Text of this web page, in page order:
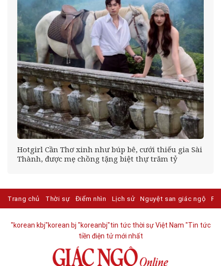
Hotgirl Cần Thơ xinh như búp bê, cưới thiếu gia Sài
Thành, được mẹ chồng tặng biệt thự trăm tỷ
Trang chủ Thời sự Điểm nhìn Lịch sử Nguyệt san giác ngộ
"korean kbj​"korean bj "koreanbj​"tin tức thời sự Việt Nam "Tin tức
tiền điện tử mới nhất​